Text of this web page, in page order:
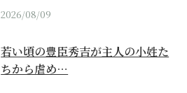
2026/08/09
若い頃の豊臣秀吉が主人の小姓た
ちから虐め…